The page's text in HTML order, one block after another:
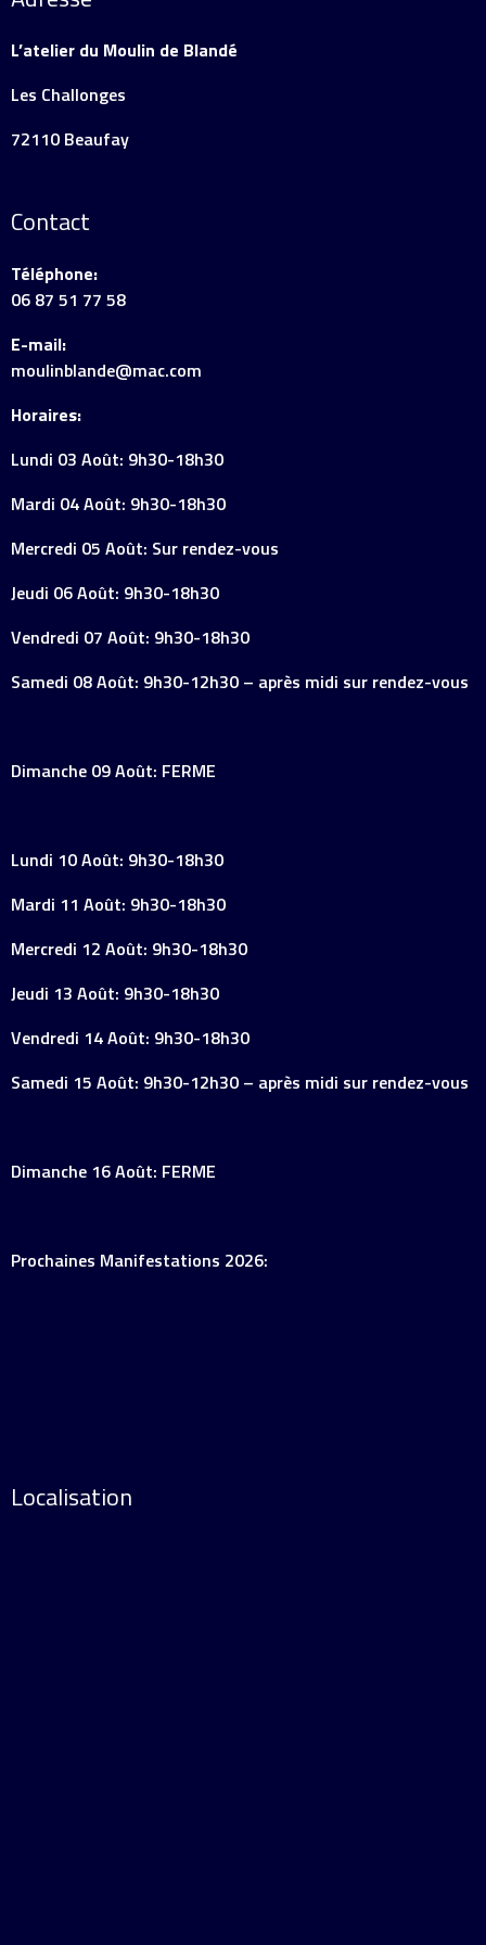
L’atelier du Moulin de Blandé
Les Challonges
72110 Beaufay
Contact
Téléphone:
06 87 51 77 58
E-mail:
moulinblande@mac.com
Horaires:
Lundi 03 Août: 9h30-18h30
Mardi 04 Août: 9h30-18h30
Mercredi 05 Août: Sur rendez-vous
Jeudi 06 Août: 9h30-18h30
Vendredi 07 Août: 9h30-18h30
Samedi 08 Août: 9h30-12h30 – après midi sur rendez-vous
Dimanche 09 Août: FERME
Lundi 10 Août: 9h30-18h30
Mardi 11 Août: 9h30-18h30
Mercredi 12 Août: 9h30-18h30
Jeudi 13 Août: 9h30-18h30
Vendredi 14 Août: 9h30-18h30
Samedi 15 Août: 9h30-12h30 – après midi sur rendez-vous
Dimanche 16 Août: FERME
Prochaines Manifestations 2026:
Localisation